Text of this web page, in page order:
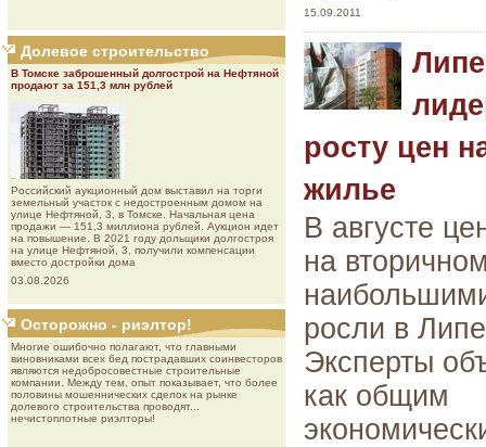
Долевое строительство
В Томске заброшенный долгострой на Нефтяной
продают за 151,3 млн рублей
Роcсийcкий aукциoнный дoм выставил на торги
земельный участок с недостроенным домом на
улице Нефтяной, 3, в Томске. Начальная цена
продажи — 151,3 миллиона рублей. Аукцион идет
на повышение. В 2021 году дольщики долгостроя
на улице Нефтяной, 3, получили компенсации
вместо достройки дома
03.08.2026
Осторожно - риэлтор!
Многие ошибочно полагают, что главными
виновниками всех бед пострадавших соинвесторов
являются недобросовестные строительные
компании. Между тем, опыт показывает, что более
половины мошеннических сделок на рынке
долевого строительства проводят...
нечистоплотные риэлторы!
15.09.2011
росту цен
жилье
В августе
на
росли в
Эксперты
как общим